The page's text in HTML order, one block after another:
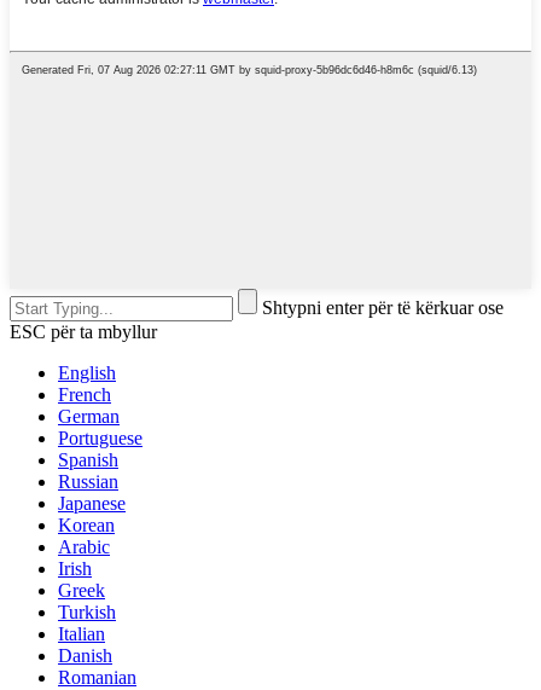
Shtypni enter për të kërkuar ose
ESC për ta mbyllur
English
French
German
Portuguese
Spanish
Russian
Japanese
Korean
Arabic
Irish
Greek
Turkish
Italian
Danish
Romanian